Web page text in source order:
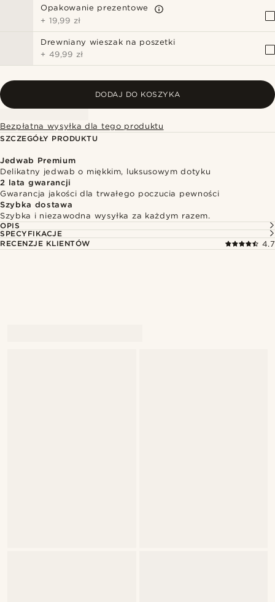
Opakowanie prezentowe
+ 19,99 zł
Drewniany wieszak na poszetki
+ 49,99 zł
DODAJ DO KOSZYKA
Bezpłatna wysyłka dla tego produktu
SZCZEGÓŁY PRODUKTU
Jedwab Premium
Delikatny jedwab o miękkim, luksusowym dotyku
2 lata gwarancji
Gwarancja jakości dla trwałego poczucia pewności
Szybka dostawa
Szybka i niezawodna wysyłka za każdym razem.
OPIS
SPECYFIKACJE
RECENZJE KLIENTÓW
4.7